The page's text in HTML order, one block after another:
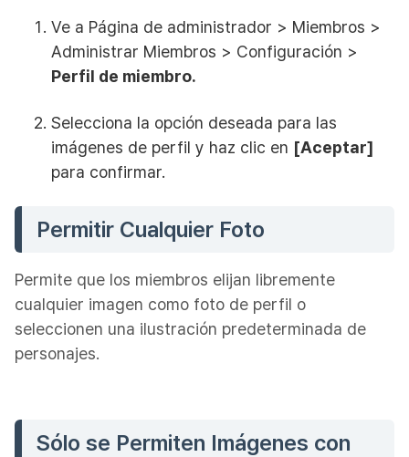
Ve a Página de administrador > Miembros >
Administrar Miembros > Configuración >
Perfil de miembro.
Selecciona la opción deseada para las
imágenes de perfil y haz clic en [Aceptar]
para confirmar.
Permitir Cualquier Foto
Permite que los miembros elijan libremente
cualquier imagen como foto de perfil o
seleccionen una ilustración predeterminada de
personajes.
Sólo se Permiten Imágenes con